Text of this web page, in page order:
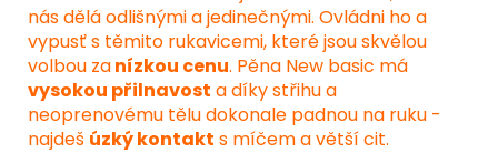
nás dělá odlišnými a jedinečnými. Ovládni ho a
vypusť s těmito rukavicemi, které jsou skvělou
volbou zanízkou cenu. Pěna New basic má
vysokou přilnavost a díky střihu a
neoprenovému tělu dokonale padnou na ruku -
najdeš úzký kontakt s míčem a větší cit.